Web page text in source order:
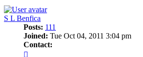
S L Benfica
Posts: 111
Joined: Tue Oct 04, 2011 3:04 pm
Contact: